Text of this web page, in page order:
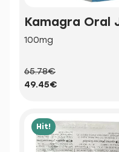
Kamagra Oral
100mg
65.78€
49.45€
Hit!